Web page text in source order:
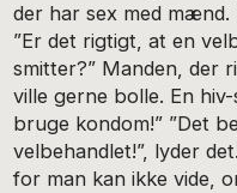
der har sex med
”Er det rigtigt, at en
smitter?” Manden, der
ville gerne bolle. En
bruge kondom!” ”Det
velbehandlet!”, lyder
for man kan ikke vide,